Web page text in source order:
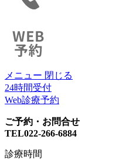
メニュー 閉じる
24時間受付
Web診療予約
ご予約・お問合せ
TEL022-266-6884
診療時間